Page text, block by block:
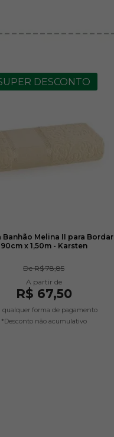
DESCONTO
Banhão Melina II para Bordar
90cm x 1,50m - Karsten
DeR$ 78,85
R$ 67,50
qualquer forma de pagamento
*Desconto não acumulativo